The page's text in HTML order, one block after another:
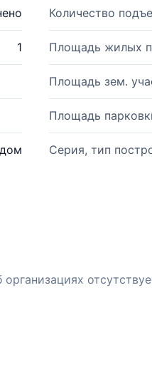
Количество
1 Площадь жилых
Площадь зем.
Площадь
Серия, тип